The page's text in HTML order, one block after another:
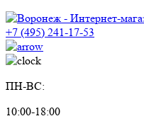
+7 (495) 241-17-53
ПН-ВС:
10:00-18:00